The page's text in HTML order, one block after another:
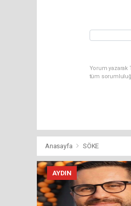
Yorum yazarak
tüm
Anasayfa SÖKE
AYDIN